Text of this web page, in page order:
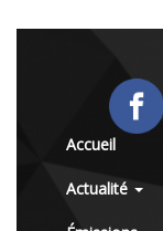
Accueil
Actualité